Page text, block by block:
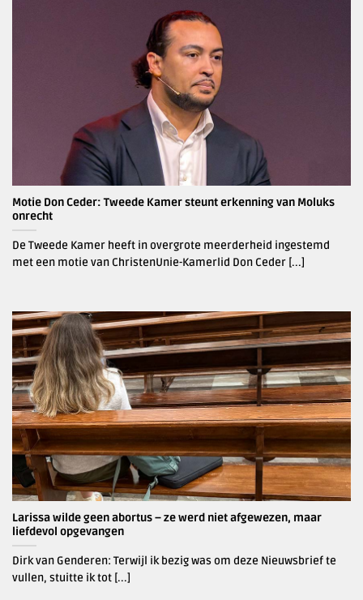
Motie Don Ceder: Tweede Kamer steunt erkenning van Moluks
onrecht
De Tweede Kamer heeft in overgrote meerderheid ingestemd
met een motie van ChristenUnie-Kamerlid Don Ceder [...]
Larissa wilde geen abortus – ze werd niet afgewezen, maar
liefdevol opgevangen
Dirk van Genderen: Terwijl ik bezig was om deze Nieuwsbrief te
vullen, stuitte ik tot [...]